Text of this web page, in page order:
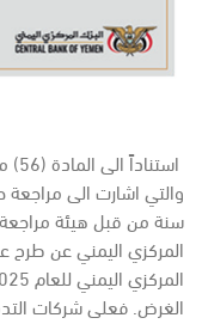
والتي اشارت الى مراجعة
سنة من قبل هيئة
المركزي اليمني عن
الغرض. فعلى شركات